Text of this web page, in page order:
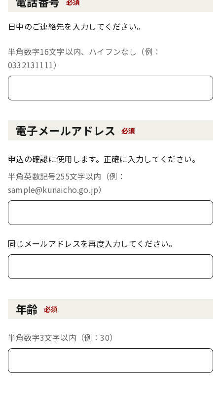
必須
日中のご連絡先を入力してください。
半角数字16文字以内、ハイフンなし（例：
0332131111）
電子メールアドレス 必須
申込の確認に使用します。正確に入力してください。
半角英数記号255文字以内（例：
sample@kunaicho.go.jp）
同じメールアドレスを再度入力してください。
年齢 必須
半角数字3文字以内（例：30）